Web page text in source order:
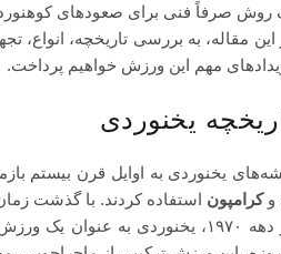
روش صرفاً فنی برای صعودهای
این مقاله، به بررسی تاریخچه، انواع،
مهم این ورزش خواهیم پرداخت.
یخنوردی
یخنوردی به اوایل قرن بیستم
وکرامپون استفاده کردند. با گذشت